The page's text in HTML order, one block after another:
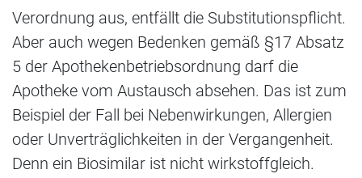
Verordnung aus, entfällt die Substitutionspflicht.
Aber auch wegen Bedenken gemäß §17 Absatz
5 der Apothekenbetriebsordnung darf die
Apotheke vom Austausch absehen. Das ist zum
Beispiel der Fall bei Nebenwirkungen, Allergien
oder Unverträglichkeiten in der Vergangenheit.
Denn ein Biosimilar ist nicht wirkstoffgleich.